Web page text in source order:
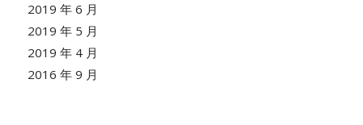
2019 年 6 月
2019 年 5 月
2019 年 4 月
2016 年 9 月